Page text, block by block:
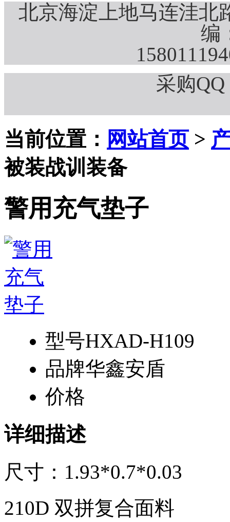
北京海淀上地马连洼北
编
采购QQ
当前位置： 网站首页>
被装战训装备
警用充气垫子
型号HXAD-H109
品牌华鑫安盾
价格
详细描述
尺寸：1.93*0.7*0.03
210D 双拼复合面料